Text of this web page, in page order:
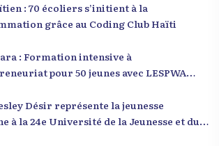
: 70 écoliers s’initient à la
grâce au Coding Club Haïti
: Formation intensive à
pour 50 jeunes avec LESPWA
Désir représente la jeunesse
à la 24e Université de la Jeunesse et du